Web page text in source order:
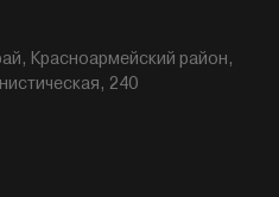
Красноармейский район,
240